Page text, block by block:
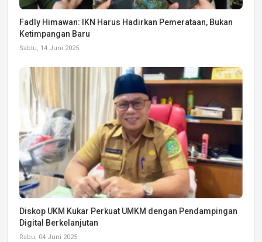
Fadly Himawan: IKN Harus Hadirkan Pemerataan, Bukan
Ketimpangan Baru
Sabtu, 14 Juni 2025
Diskop UKM Kukar Perkuat UMKM dengan Pendampingan
Digital Berkelanjutan
Rabu, 04 Juni 2025